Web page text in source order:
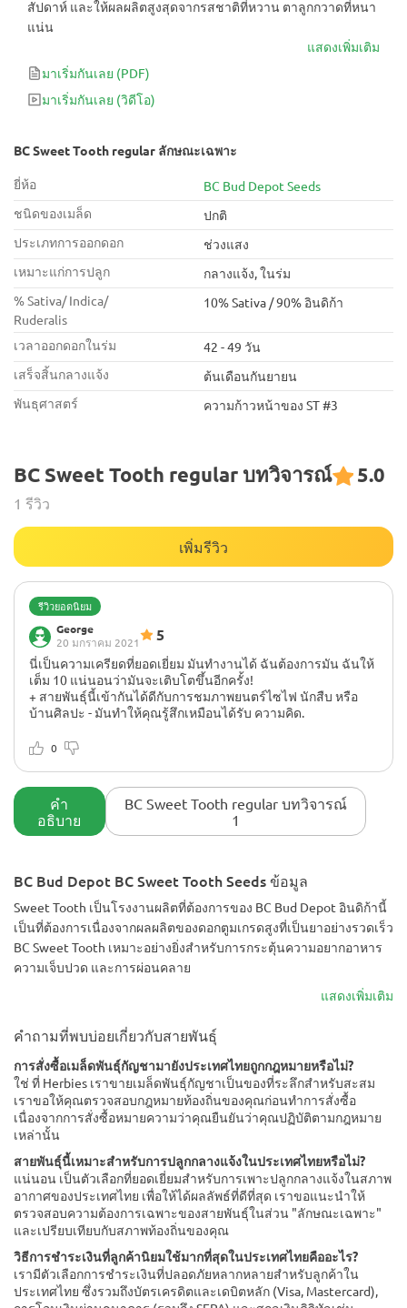
สัปดาห์ และให้ผลผลิตสูงสุดจากรสชาติที่หวาน ตาลูกกวาดที่หนา
แน่น
แสดงเพิ่มเติม
มาเริ่มกันเลย (PDF)
มาเริ่มกันเลย (วิดีโอ)
BC Sweet Tooth regular ลักษณะเฉพาะ
ยี่ห้อ
BC Bud Depot Seeds
ชนิดของเมล็ด
ปกติ
ประเภทการออกดอก
ช่วงแสง
เหมาะแก่การปลูก
กลางแจ้ง, ในร่ม
% Sativa/ Indica/
Ruderalis
10% Sativa / 90% อินดิก้า
เวลาออกดอกในร่ม
42 - 49 วัน
เสร็จสิ้นกลางแจ้ง
ต้นเดือนกันยายน
พันธุศาสตร์
ความก้าวหน้าของ ST #3
BC Sweet Tooth regular บทวิจารณ์ 5.0
1 รีวิว
เพิ่มรีวิว
รีวิวยอดนิยม
George
20 มกราคม 2021
5
นี่เป็นความเครียดที่ยอดเยี่ยม มันทำงานได้ ฉันต้องการมัน ฉันให้
เต็ม 10 แน่นอนว่ามันจะเติบโตขึ้นอีกครั้ง!
+ สายพันธุ์นี้เข้ากันได้ดีกับการชมภาพยนตร์ไซไฟ นักสืบ หรือ
บ้านศิลปะ - มันทำให้คุณรู้สึกเหมือนได้รับ ความคิด.
ฉันปลูกหน่อนี้และมันยอดเยี่ยม ดอกไม้สั้นเพียง 55ish วันและสั้น
ที่นอนที่สมบูรณ์ แต่ความเครียดนี้เหมาะสำหรับภาพยนตร์หรือ
เล่นวิดีโอเกม
0
คำ
อธิบาย
BC Sweet Tooth regular บทวิจารณ์
1
BC Bud Depot BC Sweet Tooth Seeds ข้อมูล
Sweet Tooth เป็นโรงงานผลิตที่ต้องการของ BC Bud Depot อินดิก้านี้
เป็นที่ต้องการเนื่องจากผลผลิตของดอกตูมเกรดสูงที่เป็นยาอย่างรวดเร็ว
BC Sweet Tooth เหมาะอย่างยิ่งสำหรับการกระตุ้นความอยากอาหาร
ความเจ็บปวด และการผ่อนคลาย
แสดงเพิ่มเติม
คำถามที่พบบ่อยเกี่ยวกับสายพันธุ์
การสั่งซื้อเมล็ดพันธุ์กัญชามายังประเทศไทยถูกกฎหมายหรือไม่?
ใช่ ที่ Herbies เราขายเมล็ดพันธุ์กัญชาเป็นของที่ระลึกสำหรับสะสม
เราขอให้คุณตรวจสอบกฎหมายท้องถิ่นของคุณก่อนทำการสั่งซื้อ
เนื่องจากการสั่งซื้อหมายความว่าคุณยืนยันว่าคุณปฏิบัติตามกฎหมาย
เหล่านั้น
สายพันธุ์นี้เหมาะสำหรับการปลูกกลางแจ้งในประเทศไทยหรือไม่?
แน่นอน เป็นตัวเลือกที่ยอดเยี่ยมสำหรับการเพาะปลูกกลางแจ้งในสภาพ
อากาศของประเทศไทย เพื่อให้ได้ผลลัพธ์ที่ดีที่สุด เราขอแนะนำให้
ตรวจสอบความต้องการเฉพาะของสายพันธุ์ในส่วน "ลักษณะเฉพาะ"
และเปรียบเทียบกับสภาพท้องถิ่นของคุณ
วิธีการชำระเงินที่ลูกค้านิยมใช้มากที่สุดในประเทศไทยคืออะไร?
เรามีตัวเลือกการชำระเงินที่ปลอดภัยหลากหลายสำหรับลูกค้าใน
ประเทศไทย ซึ่งรวมถึงบัตรเครดิตและเดบิตหลัก (Visa, Mastercard),